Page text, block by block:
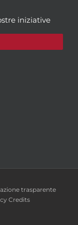
iniziative
trasparente
Credits